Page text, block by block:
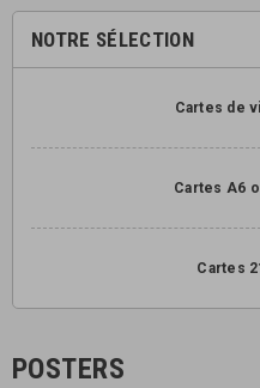
NOTRE SÉLECTION
Cartes de
Cartes A6
Cartes
POSTERS